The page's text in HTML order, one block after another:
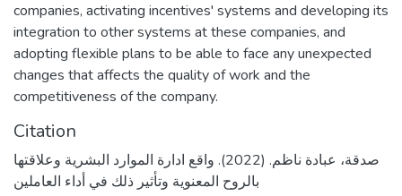
companies, activating incentives' systems and developing its
integration to other systems at these companies, and
adopting flexible plans to be able to face any unexpected
changes that affects the quality of work and the
competitiveness of the company.
Citation
صدقة، عبادة ناظم. (2022). واقع ادارة الموارد البشرية وعلاقتها
بالروح المعنوية وتأثير ذلك في أداء العاملين